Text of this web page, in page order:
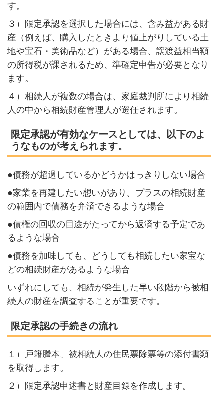
す。
３）限定承認を選択した場合には、含み益がある財
産（例えば、購入したときより値上がりしている土
地や宝石・美術品など）がある場合、譲渡益相当額
の所得税が課されるため、準確定申告が必要となり
ます。
４）相続人が複数の場合は、家庭裁判所により相続
人の中から相続財産管理人が選任されます。
限定承認が有効なケースとしては、以下のよ
うなものが考えられます。
●債務が超過しているかどうかはっきりしない場合
●家業を再建したい想いがあり、プラスの相続財産
の範囲内で債務を弁済できるような場合
●債権の回収の目途がたってから返済する予定であ
るような場合
●債務を加味しても、どうしても相続したい家宝な
どの相続財産があるような場合
いずれにしても、相続が発生した早い段階から被相
続人の財産を調査することが重要です。
限定承認の手続きの流れ
１）戸籍謄本、被相続人の住民票除票等の添付書類
を取得します。
２）限定承認申述書と財産目録を作成します。